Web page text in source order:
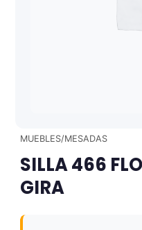
MUEBLES/MESADAS
SILLA 466
GIRA